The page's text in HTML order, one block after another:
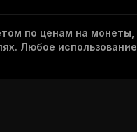
по ценам на монеты,
Любое использование